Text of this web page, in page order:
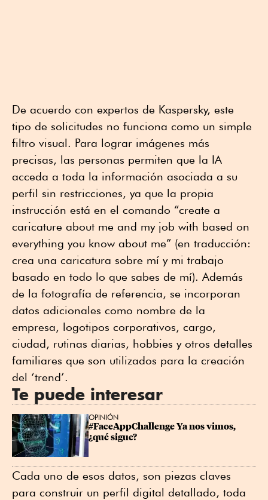
De acuerdo con expertos de Kaspersky, este
tipo de solicitudes no funciona como un simple
filtro visual. Para lograr imágenes más
precisas, las personas permiten que la IA
acceda a toda la información asociada a su
perfil sin restricciones, ya que la propia
instrucción está en el comando “create a
caricature about me and my job with based on
everything you know about me” (en traducción:
crea una caricatura sobre mí y mi trabajo
basado en todo lo que sabes de mí). Además
de la fotografía de referencia, se incorporan
datos adicionales como nombre de la
empresa, logotipos corporativos, cargo,
ciudad, rutinas diarias, hobbies y otros detalles
familiares que son utilizados para la creación
del ‘trend’.
Te puede interesar
OPINIÓN
#FaceAppChallenge Ya nos vimos,
¿qué sigue?
Cada uno de esos datos, son piezas claves
para construir un perfil digital detallado, toda